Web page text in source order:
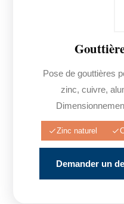
Pose de gouttières
zinc, cuivre,
Zinc naturel
Demander un